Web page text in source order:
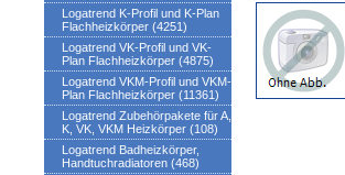
Logatrend K-Profil und K-Plan
Flachheizkörper (4251)
Logatrend VK-Profil und VK-
Plan Flachheizkörper (4875)
Logatrend VKM-Profil und VKM-
Plan Flachheizkörper (11361)
Logatrend Zubehörpakete für A,
K, VK, VKM Heizkörper (108)
Logatrend Badheizkörper,
Handtuchradiatoren (468)